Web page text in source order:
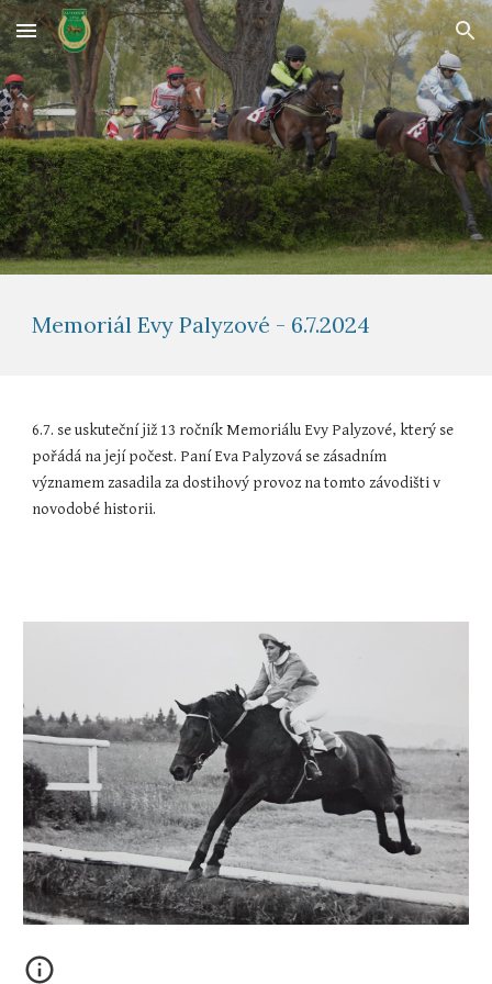
Skip to main content Skip to navigation
Memoriál Evy Palyzové - 6.7.2024
6.7. se uskuteční již 13 ročník Memoriálu Evy Palyzové, který se
pořádá na její počest. Paní Eva Palyzová se zásadním
významem zasadila za dostihový provoz na tomto závodišti v
novodobé historii.